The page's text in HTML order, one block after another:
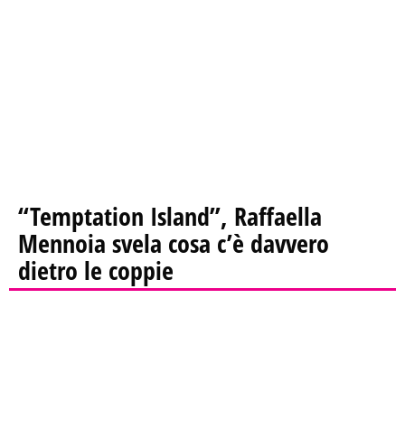
“Temptation Island”, Raffaella
Mennoia svela cosa c’è davvero
dietro le coppie